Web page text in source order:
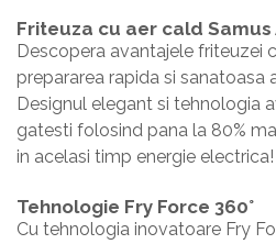
Friteuza cu aer cald Samus
Descopera avantajele friteuzei
prepararea rapida si sanatoasa
Designul elegant si tehnologia
gatesti folosind pana la 80%
in acelasi timp energie electrica!
Tehnologie Fry Force 360°
Cu tehnologia inovatoare Fry